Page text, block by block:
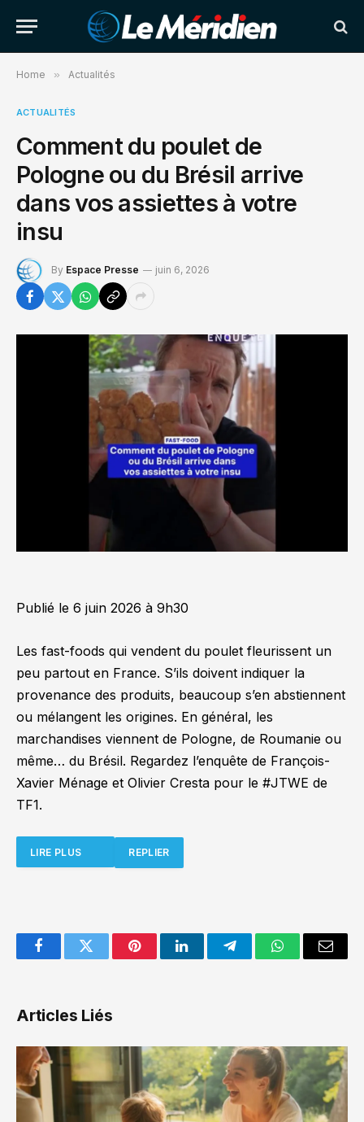
Home » Actualités
ACTUALITÉS
Comment du poulet de
Pologne ou du Brésil arrive
dans vos assiettes à votre
insu
By Espace Presse juin 6, 2026
Publié le 6 juin 2026 à 9h30
Les fast-foods qui vendent du poulet fleurissent un
peu partout en France. S’ils doivent indiquer la
provenance des produits, beaucoup s’en abstiennent
ou mélangent les origines. En général, les
marchandises viennent de Pologne, de Roumanie ou
même… du Brésil. Regardez l’enquête de François-
Xavier Ménage et Olivier Cresta pour le #JTWE de
TF1.
LIRE PLUS REPLIER
FacebookTwitter PinterestLinkedInTelegramWhatsAppEmail
Articles Liés